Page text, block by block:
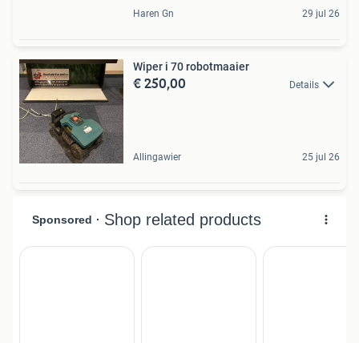
Haren Gn 29 jul 26
Wiper i 70 robotmaaier
€ 250,00 Details
Allingawier 25 jul 26